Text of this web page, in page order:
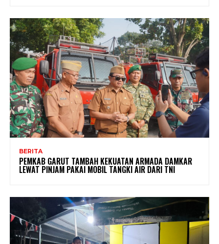
BERITA
PEMKAB GARUT TAMBAH KEKUATAN ARMADA DAMKAR
LEWAT PINJAM PAKAI MOBIL TANGKI AIR DARI TNI